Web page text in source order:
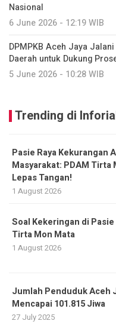
Nasional
6 June 2026 - 12:19 WIB
DPMPKB Aceh Jaya
Daerah untuk Dukung
5 June 2026 - 10:28 WIB
Trending di
Pasie Raya Kekurangan
Masyarakat: PDAM Tirta
Lepas Tangan!
1 August 2026
Soal Kekeringan di Pasie
Tirta Mon Mata
1 August 2026
Jumlah Penduduk Aceh
Mencapai 101.815 Jiwa
27 July 2025